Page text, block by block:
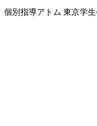
個別指導アトム 東京学